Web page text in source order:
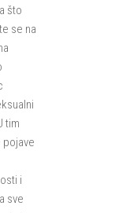
što
se na
tim
pojave
i
sve